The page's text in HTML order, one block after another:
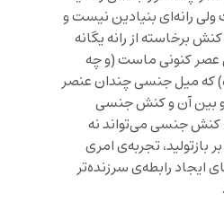
رانه‌ای بنیادین نیست و
کنش برخاسته از رانه یگانه
عصر کنونی ماست (و چه
که میل جنسی چندان عنصر
و بین آن و کنش جنسی
کنش جنسی می‌تواند نه
بازتولید، تجربه‌ی امری
ایجاد رابطه‌ی سرزنده‌تر